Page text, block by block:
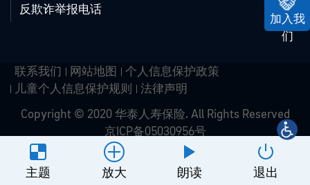
加入我
们
反欺诈举报电话
95509
联系我们 网站地图
个人信息保护政策
儿童个人信息保护规则
法律声明
Copyright © 2020 华泰人寿保险. All Rights Reserved
京ICP备05030956号
网站建设
北京分形科技
主题 放大 朗读 退出